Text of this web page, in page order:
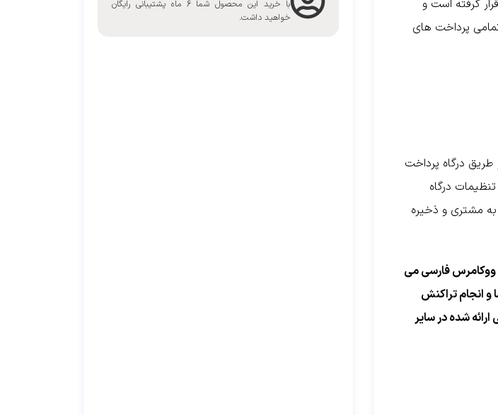
گرفته است و
پرداخت های
طریق درگاه پرداخت
درگاه
مشتری و ذخیره
ووکامرس فارسی می
و انجام تراکنش
شده در سایر
با خرید این محصول شما 6 ماه پشتیبانی رایگان
خواهید داشت.